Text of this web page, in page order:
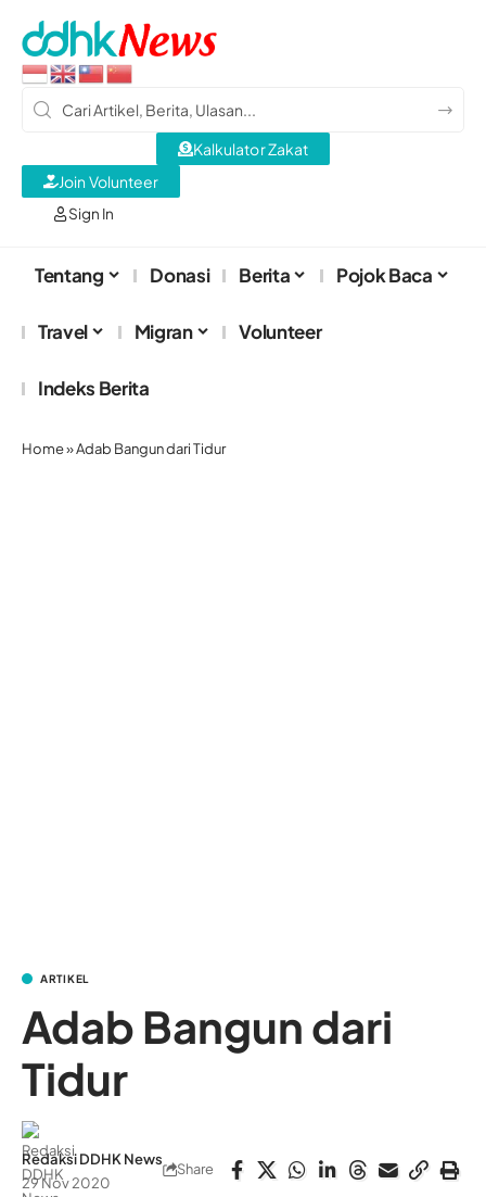
Sign In
Kalkulator Zakat
Join Volunteer
Tentang Donasi Berita Pojok Baca
Travel Migran Volunteer
Indeks Berita
Home»Adab Bangun dari Tidur
ARTIKEL
Adab Bangun dari
Tidur
Redaksi DDHK News
29 Nov 2020
Share